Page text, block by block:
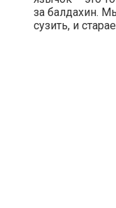
за балдахин.
сузить, и